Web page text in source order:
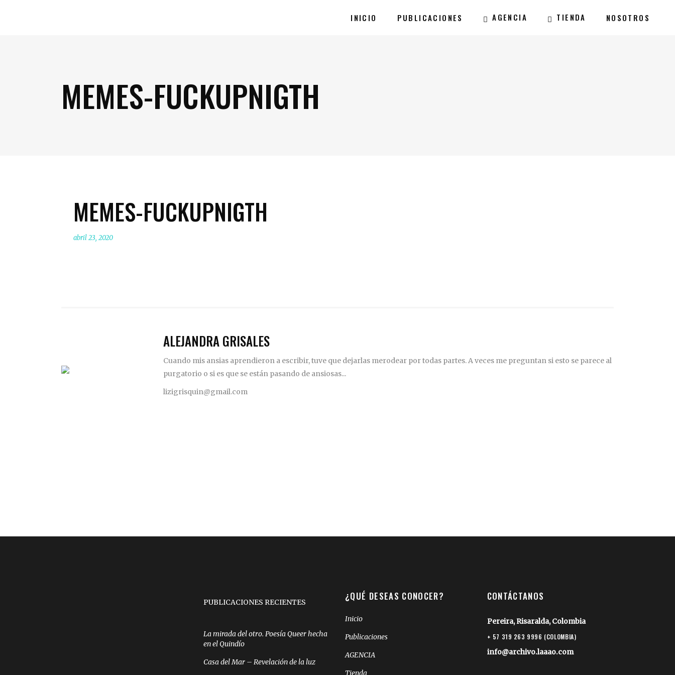
INICIO PUBLICACIONES AGENCIA TIENDA NOSOTROS
MEMES-FUCKUPNIGTH
MEMES-FUCKUPNIGTH
abril 23, 2020
ALEJANDRA GRISALES
Cuando mis ansias aprendieron a escribir, tuve que dejarlas merodear por todas partes. A veces me preguntan si esto se parece al
purgatorio o si es que se están pasando de ansiosas...
lizigrisquin@gmail.com
PUBLICACIONES RECIENTES
La mirada del otro. Poesía Queer hecha
en el Quindío
Casa del Mar – Revelación de la luz
¿QUÉ DESEAS CONOCER?
Inicio
Publicaciones
AGENCIA
Tienda
CONTÁCTANOS
Pereira, Risaralda, Colombia
+ 57 319 263 9996 (COLOMBIA)
info@archivo.laaao.com